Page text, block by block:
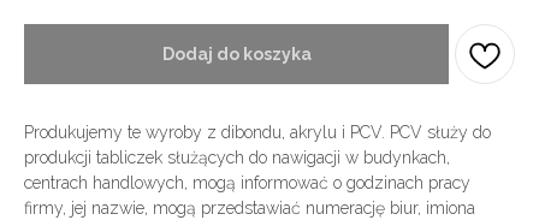
Dodaj do koszyka
Produkujemy te wyroby z dibondu, akrylu i PCV. PCV służy do
produkcji tabliczek służących do nawigacji w budynkach,
centrach handlowych, mogą informować o godzinach pracy
firmy, jej nazwie, mogą przedstawiać numerację biur, imiona